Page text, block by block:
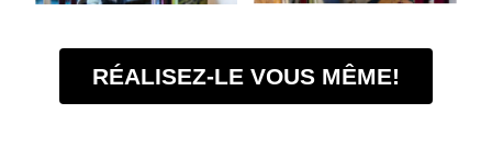
RÉALISEZ-LE VOUS MÊME!